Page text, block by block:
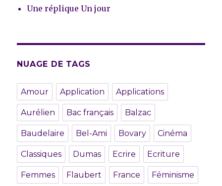
Une réplique Un jour
NUAGE DE TAGS
Amour Application Applications
Aurélien Bac français Balzac
Baudelaire Bel-Ami Bovary Cinéma
Classiques Dumas Ecrire Ecriture
Femmes Flaubert France Féminisme